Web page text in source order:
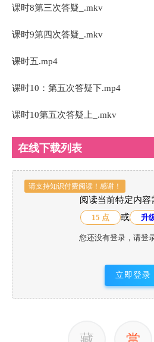
课时8第三次答疑_.mkv
课时9第四次答疑_.mkv
课时五.mp4
课时10：第五次答疑下.mp4
课时10第五次答疑上_.mkv
在线下载列表
请支持知识付费阅读！感谢！
阅读当前特定内容
15 点 或 升
您还没有登录，请登
立即登录